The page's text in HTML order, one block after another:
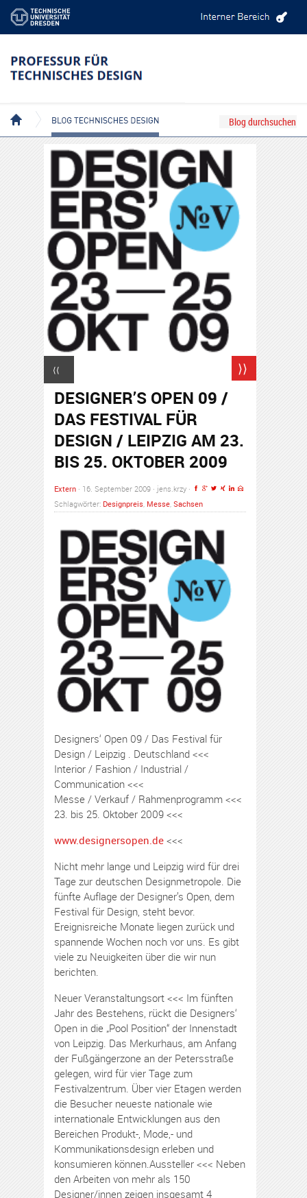
⟨⟨ ⟩⟩
DESIGNER’S OPEN 09 /
DAS FESTIVAL FÜR
DESIGN / LEIPZIG AM 23.
BIS 25. OKTOBER 2009
Extern · 16. September 2009 · jens.krzy ·
Schlagwörter: Designpreis, Messe, Sachsen
Designers‘ Open 09 / Das Festival für
Design / Leipzig . Deutschland <<<
Interior / Fashion / Industrial /
Communication <<<
Messe / Verkauf / Rahmenprogramm <<<
23. bis 25. Oktober 2009 <<<
www.designersopen.de <<<
Nicht mehr lange und Leipzig wird für drei
Tage zur deutschen Designmetropole. Die
fünfte Auflage der Designer’s Open, dem
Festival für Design, steht bevor.
Ereignisreiche Monate liegen zurück und
spannende Wochen noch vor uns. Es gibt
viele zu Neuigkeiten über die wir nun
berichten.
Neuer Veranstaltungsort <<< Im fünften
Jahr des Bestehens, rückt die Designers‘
Open in die „Pool Position“ der Innenstadt
von Leipzig. Das Merkurhaus, am Anfang
der Fußgängerzone an der Petersstraße
gelegen, wird für vier Tage zum
Festivalzentrum. Über vier Etagen werden
die Besucher neueste nationale wie
internationale Entwicklungen aus den
Bereichen Produkt-, Mode,- und
Kommunikationsdesign erleben und
konsumieren können.Aussteller <<< Neben
den Arbeiten von mehr als 150
Designer/innen zeigen insgesamt 4